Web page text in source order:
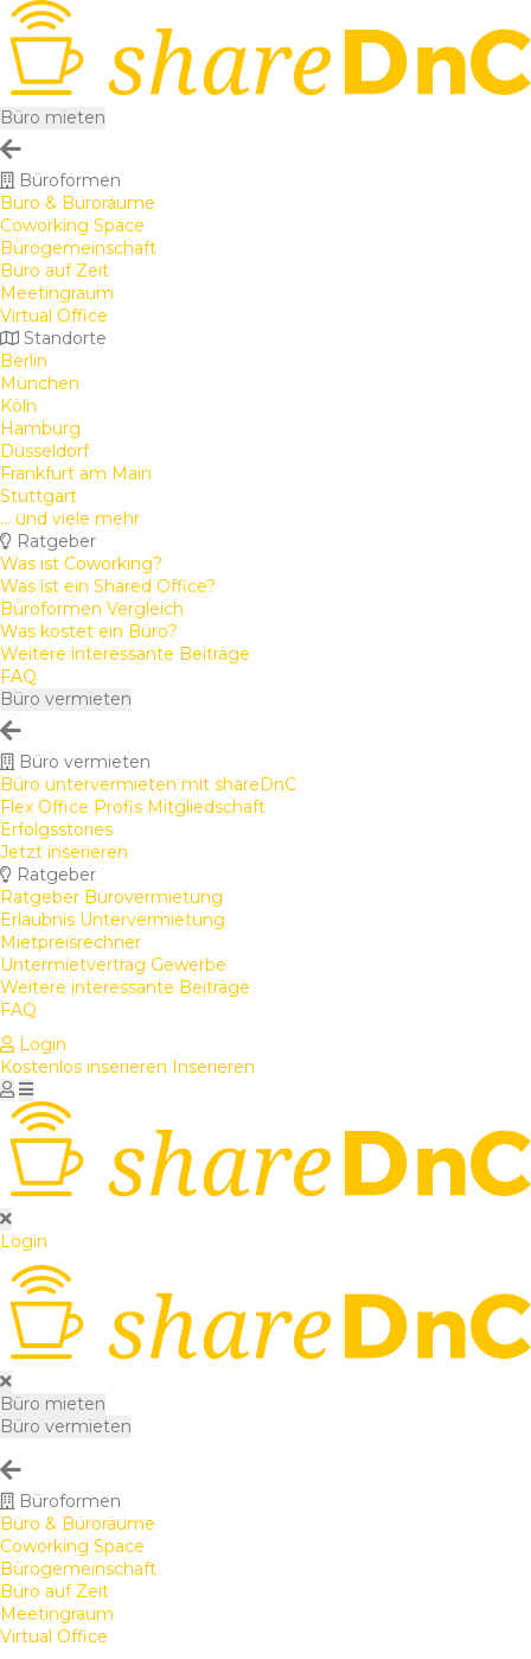
Büro mieten
Büroformen
Büro & Büroräume
Coworking Space
Bürogemeinschaft
Büro auf Zeit
Meetingraum
Virtual Office
Standorte
Berlin
München
Köln
Hamburg
Düsseldorf
Frankfurt am Main
Stuttgart
... und viele mehr
Ratgeber
Was ist Coworking?
Was ist ein Shared Office?
Büroformen Vergleich
Was kostet ein Büro?
Weitere interessante Beiträge
FAQ
Büro vermieten
Büro vermieten
Büro untervermieten mit shareDnC
Flex Office Profis Mitgliedschaft
Erfolgsstories
Jetzt inserieren
Ratgeber
Ratgeber Bürovermietung
Erlaubnis Untervermietung
Mietpreisrechner
Untermietvertrag Gewerbe
Weitere interessante Beiträge
FAQ
Login
Kostenlos inserieren Inserieren
Login
Büro mieten
Büro vermieten
Büroformen
Büro & Büroräume
Coworking Space
Bürogemeinschaft
Büro auf Zeit
Meetingraum
Virtual Office